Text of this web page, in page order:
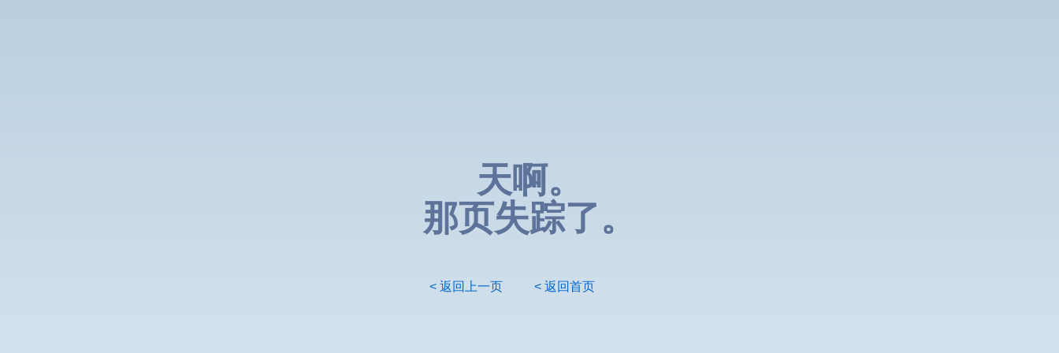
天啊。
那页失踪了。
< 返回上一页 < 返回首页